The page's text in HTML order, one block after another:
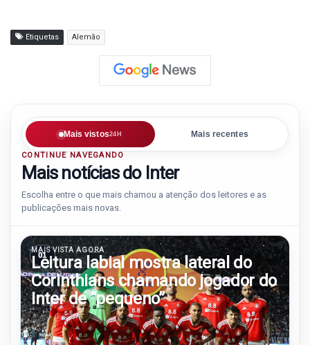
Etiquetas Alemão
Mais vistos24H Mais recentes
CONTINUE NAVEGANDO
Mais notícias do Inter
Escolha entre o que mais chamou a atenção dos leitores e as
publicações mais novas.
01
MAIS VISTA AGORA
Leitura labial mostra lateral do
Corinthians chamando jogador do
Inter de “pequeno”